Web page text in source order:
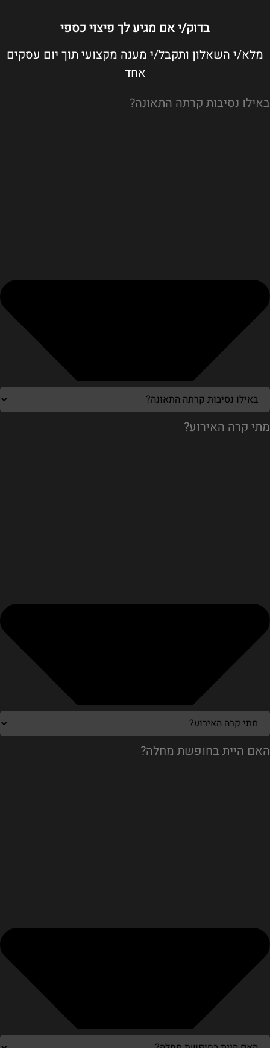
בדוק/י אם מגיע לך פיצוי כספי
מלא/י השאלון ותקבל/י מענה מקצועי תוך יום עסקים
אחד
באילו נסיבות קרתה התאונה?
מתי קרה האירוע?
האם היית בחופשת מחלה?